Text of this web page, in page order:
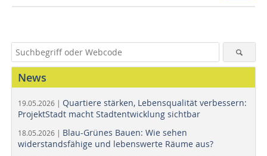
News
19.05.2026 | Quartiere stärken, Lebensqualität verbessern:
ProjektStadt macht Stadtentwicklung sichtbar
18.05.2026 | Blau-Grünes Bauen: Wie sehen
widerstandsfähige und lebenswerte Räume aus?